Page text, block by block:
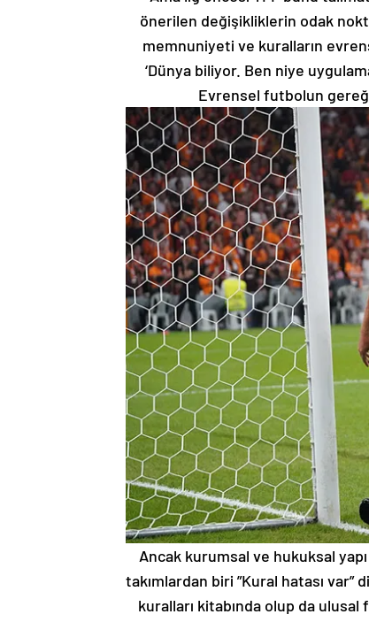
önerilen değişikliklerin odak
memnuniyeti ve kuralların
‘Dünya biliyor. Ben niye
Evrensel futbolun
Ancak kurumsal ve hukuksal
takımlardan biri ”Kural hatası
kuralları kitabında olup da ulusal